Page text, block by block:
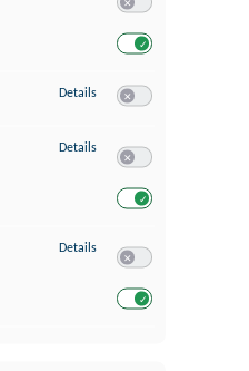
Details zu Messung der
Details zu Analyse von
Details zu Entwicklung und